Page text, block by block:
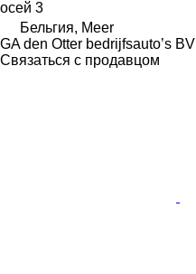
осей 3
Бельгия, Meer
GA den Otter bedrijfsauto’s BV
Связаться с продавцом